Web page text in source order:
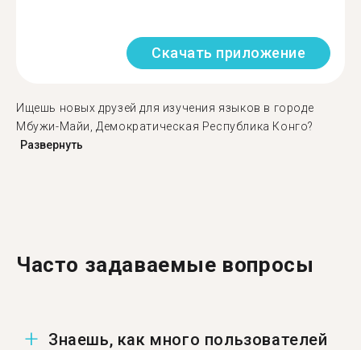
Скачать приложение
Ищешь новых друзей для изучения языков в городе
Мбужи-Майи, Демократическая Республика Конго?
Развернуть
Часто задаваемые вопросы
Знаешь, как много пользователей